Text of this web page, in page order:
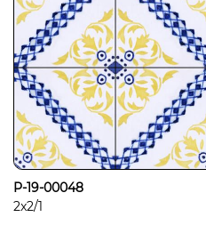
P-19-00048
2x2/1